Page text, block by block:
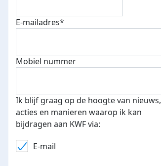
E-mails verstuurd
€500 euro opgehaald: t-shirt
E-mailadres*
Mobiel nummer
Ik blijf graag op de hoogte van nieuws,
acties en manieren waarop ik kan
bijdragen aan KWF via:
E-mail